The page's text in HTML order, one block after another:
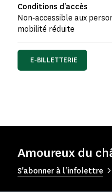
Conditions d'accès
Non-accessible aux
mobilité réduite
E-BILLETTERIE
Amoureux du
S'abonner à l'infolettre